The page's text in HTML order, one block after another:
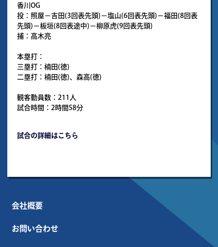
香川OG
投：照屋－吉田(3回表先頭)－塩山(6回表先頭)－福田(8回表
先頭)－板垣(8回表途中)－柳原虎(9回表先頭)
捕：高木亮
本塁打：
三塁打：楠田(徳)
二塁打：楠田(徳)、森高(徳)
観客動員数：211人
試合時間：2時間58分
試合の詳細はこちら
会社概要
お問い合わせ